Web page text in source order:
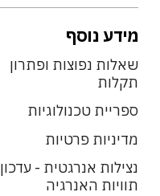
מידע נוסף
שאלות נפוצות ופתרון
תקלות
ספריית טכנולוגיות
מדיניות פרטיות
נצילות אנרגטית - עדכון
תוויות האנרגיה